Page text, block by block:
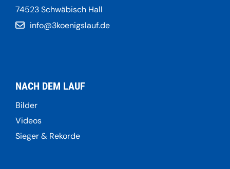
74523 Schwäbisch Hall
info@3koenigslauf.de
NACH DEM LAUF
Bilder
Videos
Sieger & Rekorde